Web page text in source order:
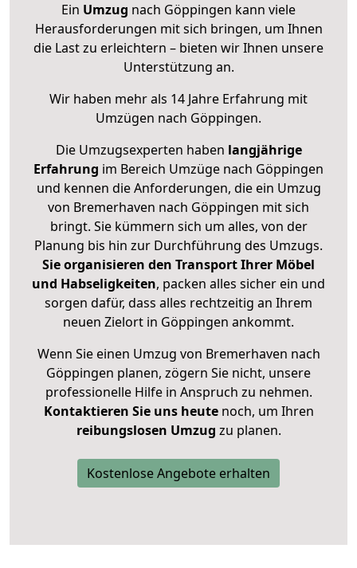
Ein Umzug nach Göppingen kann viele
Herausforderungen mit sich bringen, um Ihnen
die Last zu erleichtern – bieten wir Ihnen unsere
Unterstützung an.
Wir haben mehr als 14 Jahre Erfahrung mit
Umzügen nach Göppingen.
Die Umzugsexperten haben langjährige
Erfahrung im Bereich Umzüge nach Göppingen
und kennen die Anforderungen, die ein Umzug
von Bremerhaven nach Göppingen mit sich
bringt. Sie kümmern sich um alles, von der
Planung bis hin zur Durchführung des Umzugs.
Sie organisieren den Transport Ihrer Möbel
und Habseligkeiten, packen alles sicher ein und
sorgen dafür, dass alles rechtzeitig an Ihrem
neuen Zielort in Göppingen ankommt.
Wenn Sie einen Umzug von Bremerhaven nach
Göppingen planen, zögern Sie nicht, unsere
professionelle Hilfe in Anspruch zu nehmen.
Kontaktieren Sie uns heutenoch, um Ihren
reibungslosen Umzug zu planen.
Kostenlose Angebote erhalten